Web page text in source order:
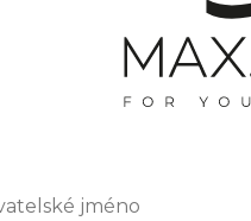
jméno